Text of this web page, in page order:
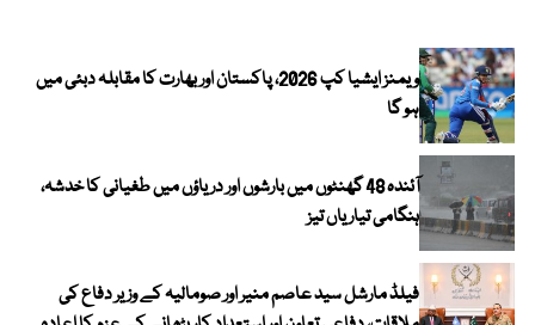
ویمنز ایشیا کپ 2026، پاکستان اور بھارت کا مقابلہ دبئی میں
ہو گا
آئندہ 48 گھنٹوں میں بارشوں اور دریاؤں میں طغیانی کا خدشہ،
ہنگامی تیاریاں تیز
فیلڈ مارشل سید عاصم منیر اور صومالیہ کے وزیر دفاع کی